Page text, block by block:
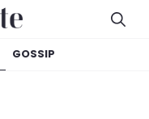
GOSSIP